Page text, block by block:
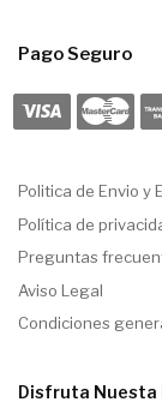
Pago Seguro
Politica de Envio y
Política de
Preguntas
Aviso Legal
Condiciones
Disfruta